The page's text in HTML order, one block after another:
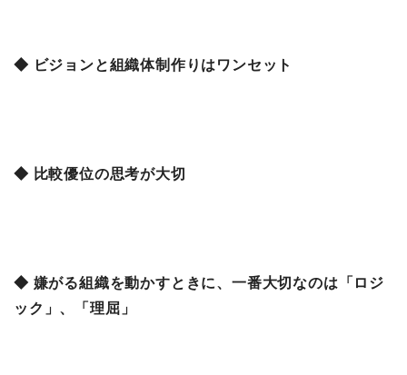
◆ ビジョンと組織体制作りはワンセット
◆ 比較優位の思考が大切
◆ 嫌がる組織を動かすときに、一番大切なのは「ロジ
ック」、「理屈」